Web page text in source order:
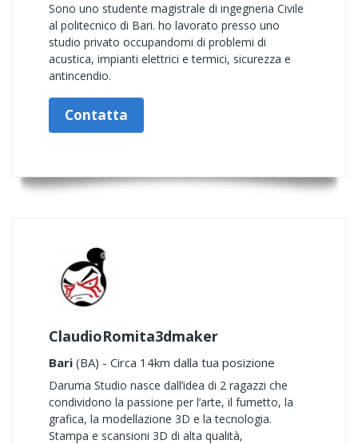
Sono uno studente magistrale di ingegneria Civile
al politecnico di Bari. ho lavorato presso uno
studio privato occupandomi di problemi di
acustica, impianti elettrici e termici, sicurezza e
antincendio.
Contatta
ClaudioRomita3dmaker
Bari (BA) - Circa 14km dalla tua posizione
Daruma Studio nasce dall’idea di 2 ragazzi che
condividono la passione per l’arte, il fumetto, la
grafica, la modellazione 3D e la tecnologia.
Stampa e scansioni 3D di alta qualità,